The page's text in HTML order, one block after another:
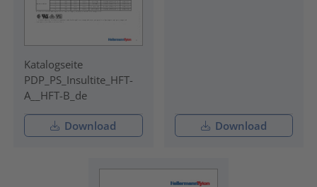
Katalogseite
PDP_PS_Insultite_HFT-
A__HFT-B_de
Download Download